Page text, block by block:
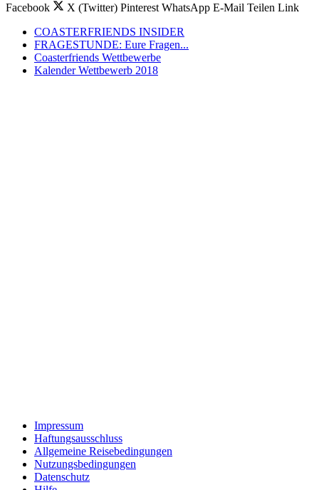
Facebook
X (Twitter) Pinterest WhatsApp E-Mail Teilen Link
COASTERFRIENDS INSIDER
FRAGESTUNDE: Eure Fragen...
Coasterfriends Wettbewerbe
Kalender Wettbewerb 2018
Impressum
Haftungsausschluss
Allgemeine Reisebedingungen
Nutzungsbedingungen
Datenschutz